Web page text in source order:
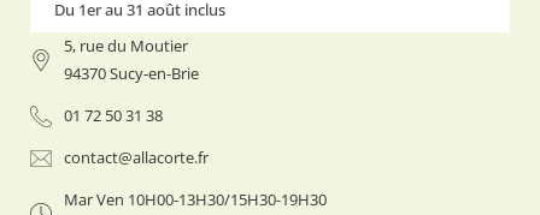
Du 1er au 31 août inclus
5, rue du Moutier
94370 Sucy-en-Brie
01 72 50 31 38
contact@allacorte.fr
Mar Ven 10H00-13H30/15H30-19H30